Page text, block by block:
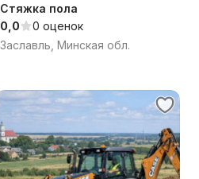
Стяжка пола
0,0
0 оценок
Заславль, Минская обл.